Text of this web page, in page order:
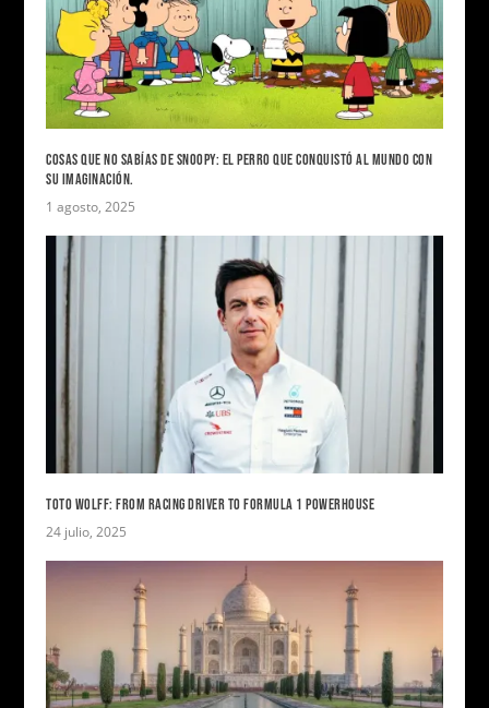
COSAS QUE NO SABÍAS DE SNOOPY: EL PERRO QUE CONQUISTÓ AL MUNDO CON
SU IMAGINACIÓN.
1 agosto, 2025
TOTO WOLFF: FROM RACING DRIVER TO FORMULA 1 POWERHOUSE
24 julio, 2025